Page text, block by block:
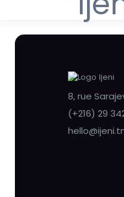
8, rue
(+216) 29